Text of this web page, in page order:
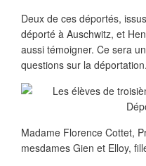
Deux de ces déportés,
déporté à Auschwitz, et
aussi témoigner. Ce sera
questions sur la déportation.
Madame Florence Cottet,
mesdames Gien et Elloy,